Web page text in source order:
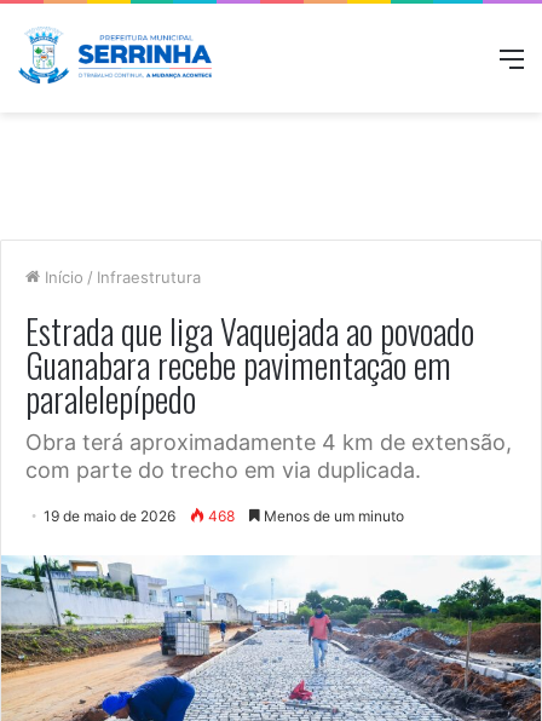
Início / Infraestrutura
Estrada que liga Vaquejada ao povoado
Guanabara recebe pavimentação em
paralelepípedo
Obra terá aproximadamente 4 km de extensão,
com parte do trecho em via duplicada.
19 de maio de 2026 468 Menos de um minuto